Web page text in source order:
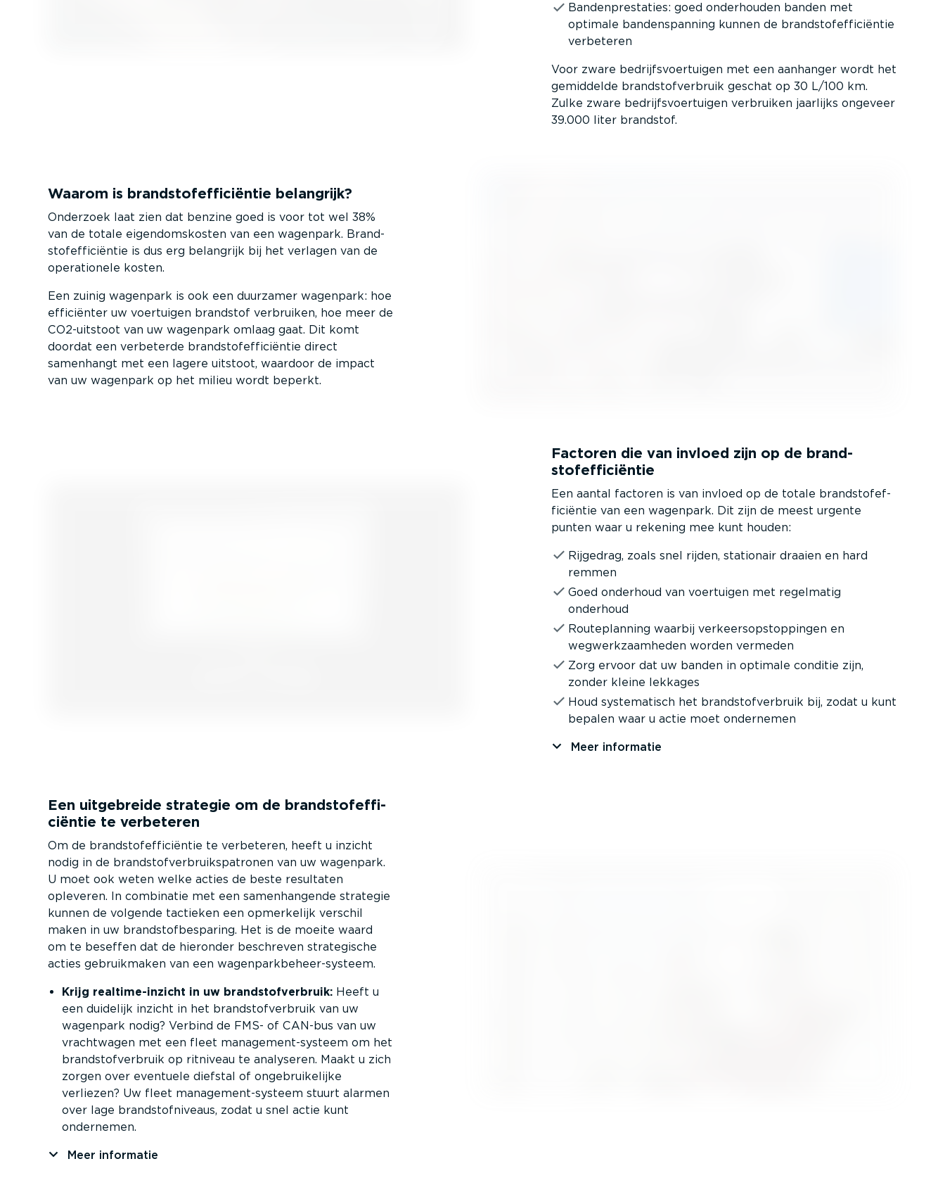
Banden­pres­taties: goed onderhouden banden met
optimale banden­spanning kunnen de brand­stofef­fi­ci­ëntie
verbeteren
Voor zware bedrijfs­voer­tuigen met een aanhanger wordt het
gemiddelde brand­stof­ver­bruik geschat op 30 L/100 km.
Zulke zware bedrijfs­voer­tuigen verbruiken jaarlijks ongeveer
39.000 liter brandstof.
Waarom is brand­stofef­fi­ci­ëntie belangrijk?
Onderzoek laat zien dat benzine goed is voor tot wel 38%
van de totale eigen­doms­kosten van een wagenpark. Brand­
stofef­fi­ci­ëntie is dus erg belangrijk bij het verlagen van de
opera­ti­onele kosten.
Een zuinig wagenpark is ook een duurzamer wagenpark: hoe
efficiënter uw voertuigen brandstof verbruiken, hoe meer de
CO2-uitstoot van uw wagenpark omlaag gaat. Dit komt
doordat een verbeterde brand­stofef­fi­ci­ëntie direct
samenhangt met een lagere uitstoot, waardoor de impact
van uw wagenpark op het milieu wordt beperkt.
Factoren die van invloed zijn op de brand­
stofef­fi­ci­ëntie
Een aantal factoren is van invloed op de totale brand­stofef­
fi­ci­ëntie van een wagenpark. Dit zijn de meest urgente
punten waar u rekening mee kunt houden:
Rijgedrag, zoals snel rijden, stationair draaien en hard
remmen
Goed onderhoud van voertuigen met regelmatig
onderhoud
Route­planning waarbij verkeers­op­stop­pingen en
wegwerk­zaam­heden worden vermeden
Zorg ervoor dat uw banden in optimale conditie zijn,
zonder kleine lekkages
Houd syste­ma­tisch het brand­stof­ver­bruik bij, zodat u kunt
bepalen waar u actie moet ondernemen
Meer informatie
Een uitgebreide strategie om de brand­stofef­fi­
ci­ëntie te verbeteren
Om de brand­stofef­fi­ci­ëntie te verbeteren, heeft u inzicht
nodig in de brand­stof­ver­bruiks­pa­tronen van uw wagenpark.
U moet ook weten welke acties de beste resultaten
opleveren. In combinatie met een samen­han­gende strategie
kunnen de volgende tactieken een opmerkelijk verschil
maken in uw brand­stof­be­sparing. Het is de moeite waard
om te beseffen dat de hieronder beschreven strate­gische
acties gebruik­maken van een wagen­park­be­heer-­systeem.
Krijg realti­me-in­zicht in uw brand­stof­ver­bruik: Heeft u
een duidelijk inzicht in het brand­stof­ver­bruik van uw
wagenpark nodig? Verbind de FMS- of CAN-bus van uw
vrachtwagen met een fleet manage­ment-­systeem om het
brand­stof­ver­bruik op ritniveau te analyseren. Maakt u zich
zorgen over eventuele diefstal of ongebrui­ke­lijke
verliezen? Uw fleet manage­ment-­systeem stuurt alarmen
over lage brand­stof­ni­veaus, zodat u snel actie kunt
ondernemen.
Meer informatie